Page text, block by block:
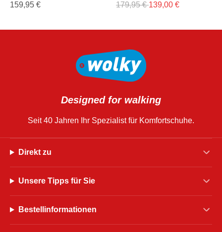
159,95 €
179,95€ 139,00 €
Designed for walking
Seit 40 Jahren Ihr Spezialist für Komfortschuhe.
Direkt zu
Unsere Tipps für Sie
Bestellinformationen